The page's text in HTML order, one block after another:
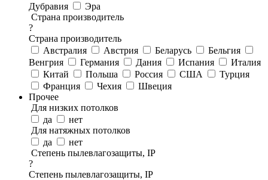
Дубравия
Эра
Страна производитель
?
Страна производитель
Австралия
Австрия Беларусь
Бельгия
Венгрия
Германия Дания Испания
Италия
Китай
Польша Россия США
Турция
Франция
Чехия
Швеция
Прочее
Для низких потолков
да
нет
Для натяжных потолков
да
нет
Степень пылевлагозащиты, IP
?
Степень пылевлагозащиты, IP